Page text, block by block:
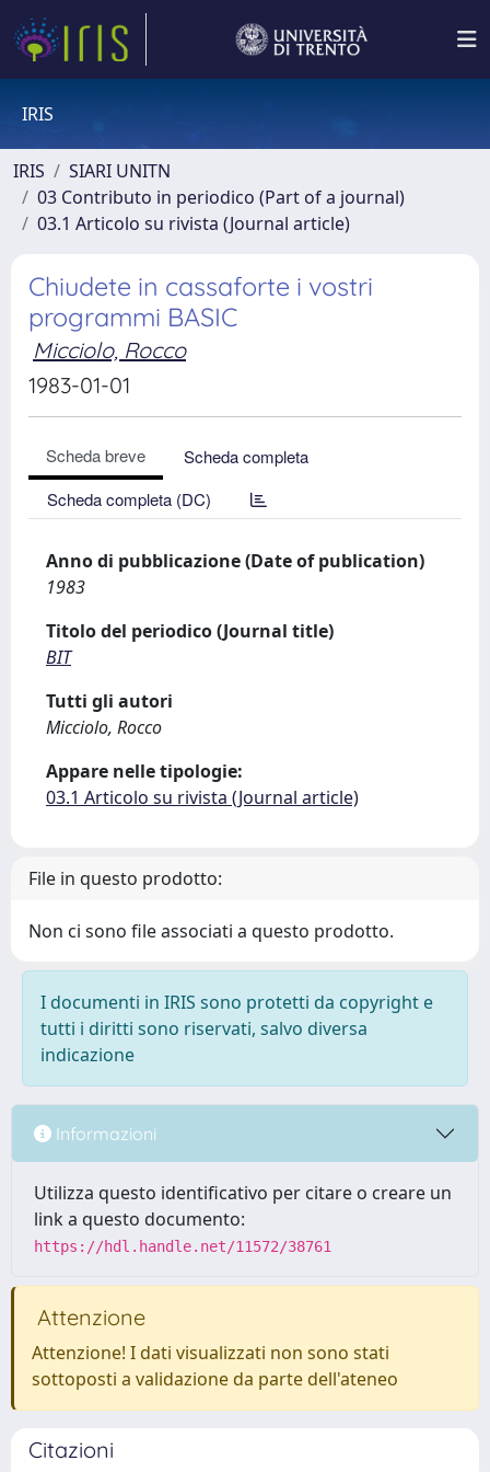
IRIS
IRIS
SIARI UNITN
03 Contributo in periodico (Part of a journal)
03.1 Articolo su rivista (Journal article)
Chiudete in cassaforte i vostri
programmi BASIC
Micciolo, Rocco
1983-01-01
Scheda breve
Scheda completa
Scheda completa (DC)
Anno di pubblicazione (Date of publication)
1983
Titolo del periodico (Journal title)
BIT
Tutti gli autori
Micciolo, Rocco
Appare nelle tipologie:
03.1 Articolo su rivista (Journal article)
File in questo prodotto:
Non ci sono file associati a questo prodotto.
I documenti in IRIS sono protetti da copyright e
tutti i diritti sono riservati, salvo diversa
indicazione
Informazioni
Utilizza questo identificativo per citare o creare un
link a questo documento:
https://hdl.handle.net/11572/38761
Attenzione
Attenzione! I dati visualizzati non sono stati
sottoposti a validazione da parte dell'ateneo
Citazioni